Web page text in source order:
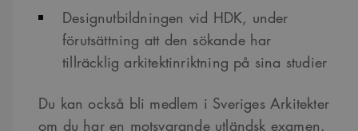
Designutbildningen vid HDK, under
förutsättning att den sökande har
tillräcklig arkitektinriktning på sina studier
Du kan också bli medlem i Sveriges Arkitekter
om du har en motsvarande utländsk examen.